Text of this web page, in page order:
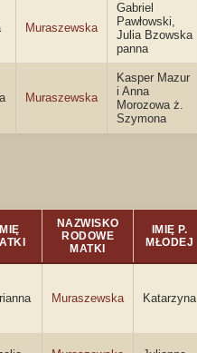
Muraszewska
Gabriel
Pawłowski,
Julia Bzowska
panna
Muraszewska
Kasper Mazur
i Anna
Morozowa ż.
Szymona
IMIĘ
NAZWISKO
RODOWE
MATKI
IMIĘ P.
MŁODEJ
Muraszewska Katarzyna